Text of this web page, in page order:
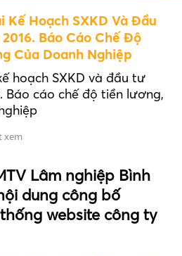
Kế Hoạch SXKD Và Đầu
Báo Cáo Chế Độ
Của Doanh Nghiệp
hoạch SXKD và đầu tư
Báo cáo chế độ tiền lương,
xem
Lâm nghiệp Bình
dung công bố
website công ty